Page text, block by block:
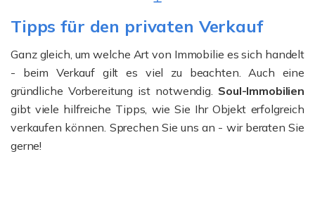
Tipps für den privaten Verkauf
Ganz gleich, um welche Art von Immobilie es sich handelt
- beim Verkauf gilt es viel zu beachten. Auch eine
gründliche Vorbereitung ist notwendig. Soul-Immobilien
gibt viele hilfreiche Tipps, wie Sie Ihr Objekt erfolgreich
verkaufen können. Sprechen Sie uns an - wir beraten Sie
gerne!